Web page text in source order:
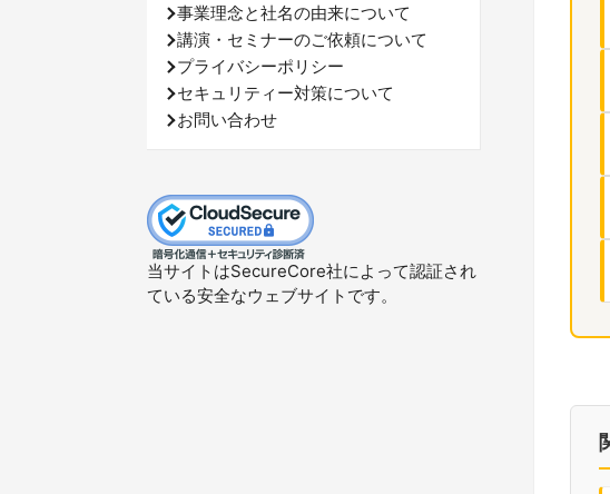
事業理念と社名の由来について
講演・セミナーのご依頼について
プライバシーポリシー
セキュリティー対策について
お問い合わせ
当サイトはSecureCore社によって認証され
ている安全なウェブサイトです。